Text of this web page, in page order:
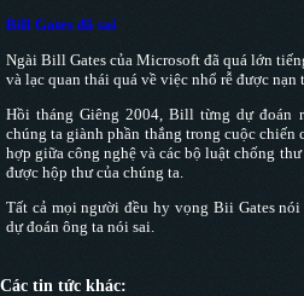
Bill Gates đã sai
Ngài Bill Gates của Microsoft đã quá lớn
và lạc quan thái quá về việc nhổ rễ được nạn
Hồi tháng Giêng 2004, Bill từng dự đoán
chúng ta giành phần thắng trong cuộc chiến
hợp giữa công nghệ và các bộ luật chống
được hộp thư của chúng ta.
Tất cả mọi người đều hy vọng Bii Gates
dự đoán ông ta nói sai.
Các tin tức khác: